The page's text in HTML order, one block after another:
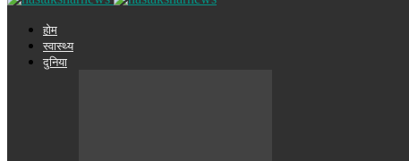
होम
स्वास्थ्य
दुनिया